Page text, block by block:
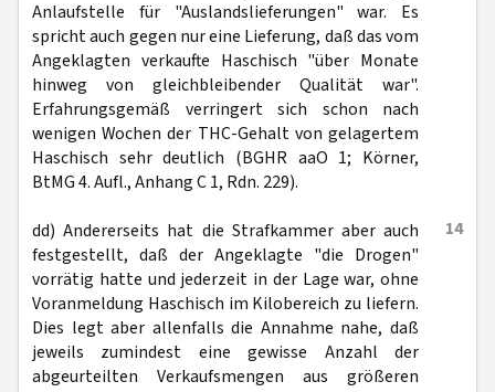
Anlaufstelle für "Auslandslieferungen" war. Es
spricht auch gegen nur eine Lieferung, daß das vom
Angeklagten verkaufte Haschisch "über Monate
hinweg von gleichbleibender Qualität war".
Erfahrungsgemäß verringert sich schon nach
wenigen Wochen der THC-Gehalt von gelagertem
Haschisch sehr deutlich (BGHR aaO 1; Körner,
BtMG 4. Aufl., Anhang C 1, Rdn. 229).
14
dd) Andererseits hat die Strafkammer aber auch
festgestellt, daß der Angeklagte "die Drogen"
vorrätig hatte und jederzeit in der Lage war, ohne
Voranmeldung Haschisch im Kilobereich zu liefern.
Dies legt aber allenfalls die Annahme nahe, daß
jeweils zumindest eine gewisse Anzahl der
abgeurteilten Verkaufsmengen aus größeren